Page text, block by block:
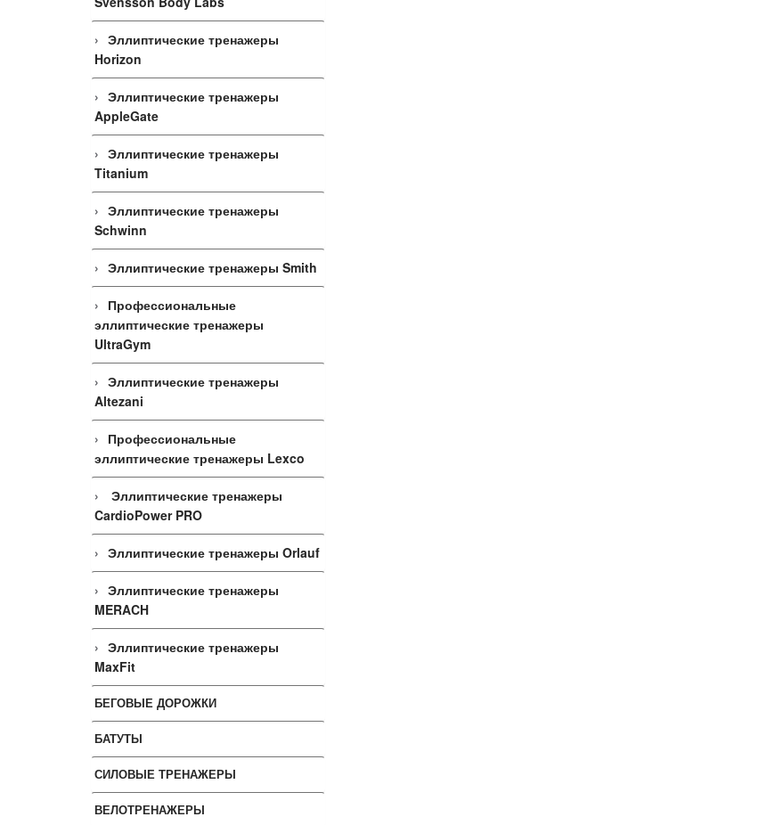
Эллиптические тренажеры
Horizon
Эллиптические тренажеры
AppleGate
Эллиптические тренажеры
Titanium
Эллиптические тренажеры
Schwinn
Эллиптические тренажеры Smith
Профессиональные
эллиптические тренажеры
UltraGym
Эллиптические тренажеры
Altezani
Профессиональные
эллиптические тренажеры Lexco
Эллиптические тренажеры
CardioPower PRO
Эллиптические тренажеры Orlauf
Эллиптические тренажеры
MERACH
Эллиптические тренажеры
MaxFit
БЕГОВЫЕ ДОРОЖКИ
БАТУТЫ
СИЛОВЫЕ ТРЕНАЖЕРЫ
ВЕЛОТРЕНАЖЕРЫ